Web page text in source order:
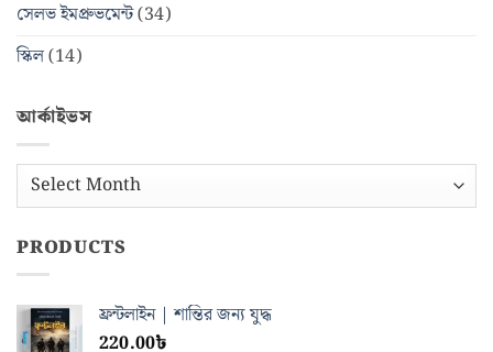
সেলভ ইমপ্রুভমেন্ট(34)
স্কিল(14)
আর্কাইভস
আর্কাইভস
PRODUCTS
ফ্রন্টলাইন | শান্তির জন্য যুদ্ধ
220.00৳